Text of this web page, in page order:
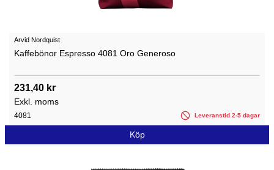
Arvid Nordquist
Kaffebönor Espresso 4081 Oro Generoso
231,40 kr
Exkl. moms
4081 Leveranstid 2-5 dagar
Köp